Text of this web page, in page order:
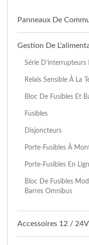
Panneaux De
Gestion De
Série D'interrupteurs
Relais Sensible À La
Bloc De Fusibles Et
Fusibles
Disjoncteurs
Porte-Fusibles À
Porte-Fusibles En
Bloc De Fusibles
Barres Omnibus
Accessoires 12 / 24V